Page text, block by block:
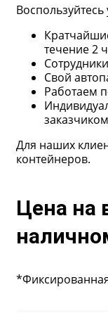
течение 2
Свой
Работаем
Для наших
контейнеров.
Цена на